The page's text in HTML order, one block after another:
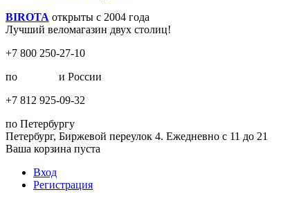
BIROTA открыты с 2004 года
Лучший веломагазин двух столиц!
+7 800 250-27-10
по
и России
+7 812 925-09-32
по Петербургу
Петербург, Биржевой переулок 4. Ежедневно с 11 до 21
Ваша корзина пуста
Вход
Регистрация